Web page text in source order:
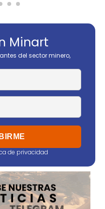
Minart
del sector minero,
de privacidad